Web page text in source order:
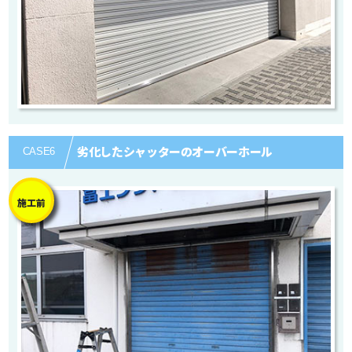
CASE6 劣化したシャッターのオーバーホール
施工前